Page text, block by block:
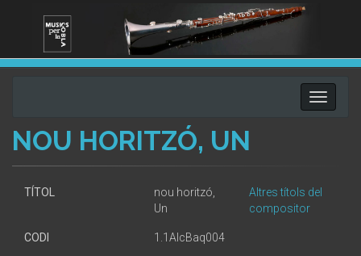
Toggle
NOU HORITZÓ, UN
TÍTOL
nou horitzó,
Un
Altres títols del
compositor
CODI 1.1AlcBaq004